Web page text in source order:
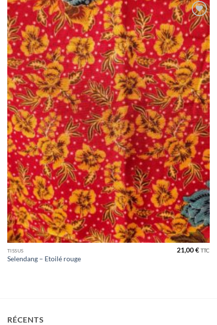
Ajouter
à la liste
de
souhaits
TISSUS
Selendang – Etoilé rouge
21,00€ TTC
RÉCENTS